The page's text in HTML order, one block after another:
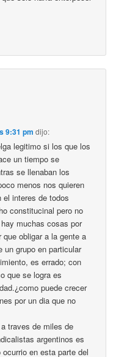
9:31 pm dijo:
legitimo si los que los
un tiempo se
se llenaban los
menos nos quieren
el interes de todos
constitucinal pero no
muchas cosas por
obligar a la gente a
grupo en particular
es errado; con
que se logra es
puede crecer
por un dia que no
traves de miles de
argentinos es
en esta parte del